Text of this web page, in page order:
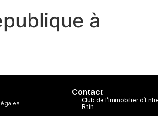
à
Contact
Club de l’Immobilier
Rhin